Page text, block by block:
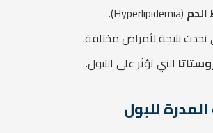
(Hyperlipidemia).
تحدث نتيجة لأمراض مختلفة.
التي تؤثر على التبول.
المدرة للبول